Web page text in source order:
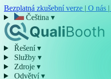
Bezplatná zkušební verze | O nás |
Čeština ▾
Řešení ▾
Služby ▾
Zdroje ▾
Odvětví ▾